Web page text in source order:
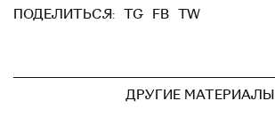
ПОДЕЛИТЬСЯ: TG FB TW
ДРУГИЕ МАТЕРИАЛЫ